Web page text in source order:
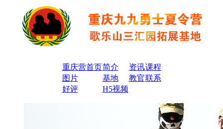
重庆营首页简介 资讯课程
图片
基地 教官联系
好评
H5视频